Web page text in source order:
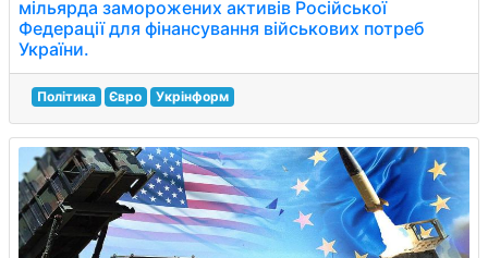
мільярда заморожених активів Російської
Федерації для фінансування військових потреб
України.
Політика Євро Укрінформ